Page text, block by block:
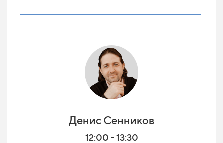
Денис Сенников
12:00 - 13:30